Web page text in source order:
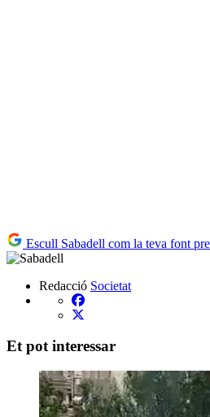
Escull Sabadell com la teva font
Redacció Societat
Et pot interessar